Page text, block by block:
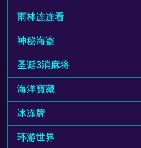
雨林连连看
神秘海盗
圣诞3消麻将
海洋寶藏
冰冻牌
环游世界